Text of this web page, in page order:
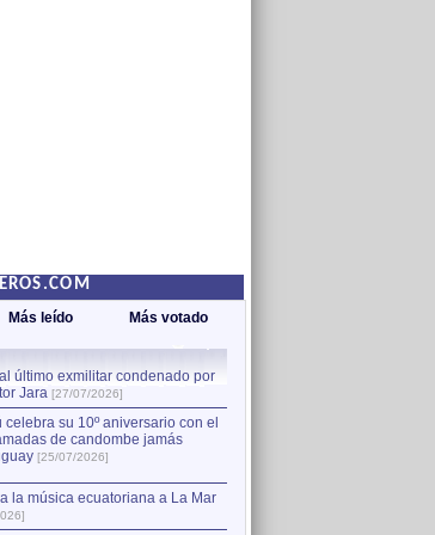
Más leído Más votado
último exmilitar condenado por
Jara [27/07/2026]
su 10º aniversario con el
de candombe jamás
[25/07/2026]
la música ecuatoriana a La Mar